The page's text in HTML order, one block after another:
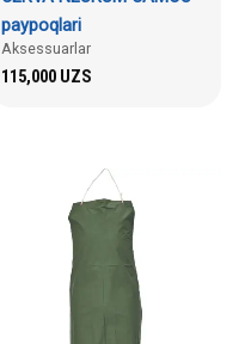
paypoqlari
Aksessuarlar
115,000 UZS